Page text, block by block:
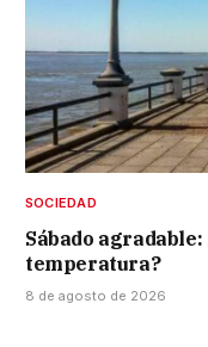
SOCIEDAD
Sábado
temperatura?
8 de agosto de 2026